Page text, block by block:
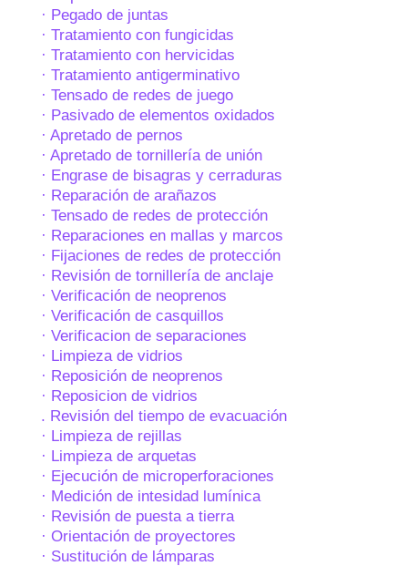
· Pegado de juntas
· Tratamiento con fungicidas
· Tratamiento con hervicidas
· Tratamiento antigerminativo
· Tensado de redes de juego
· Pasivado de elementos oxidados
· Apretado de pernos
· Apretado de tornillería de unión
· Engrase de bisagras y cerraduras
· Reparación de arañazos
· Tensado de redes de protección
· Reparaciones en mallas y marcos
· Fijaciones de redes de protección
· Revisión de tornillería de anclaje
· Verificación de neoprenos
· Verificación de casquillos
· Verificacion de separaciones
· Limpieza de vidrios
· Reposición de neoprenos
· Reposicion de vidrios
. Revisión del tiempo de evacuación
· Limpieza de rejillas
· Limpieza de arquetas
· Ejecución de microperforaciones
· Medición de intesidad lumínica
· Revisión de puesta a tierra
· Orientación de proyectores
· Sustitución de lámparas